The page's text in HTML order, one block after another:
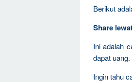
Berikut
Share
Ini adalah
dapat
Ingin tahu